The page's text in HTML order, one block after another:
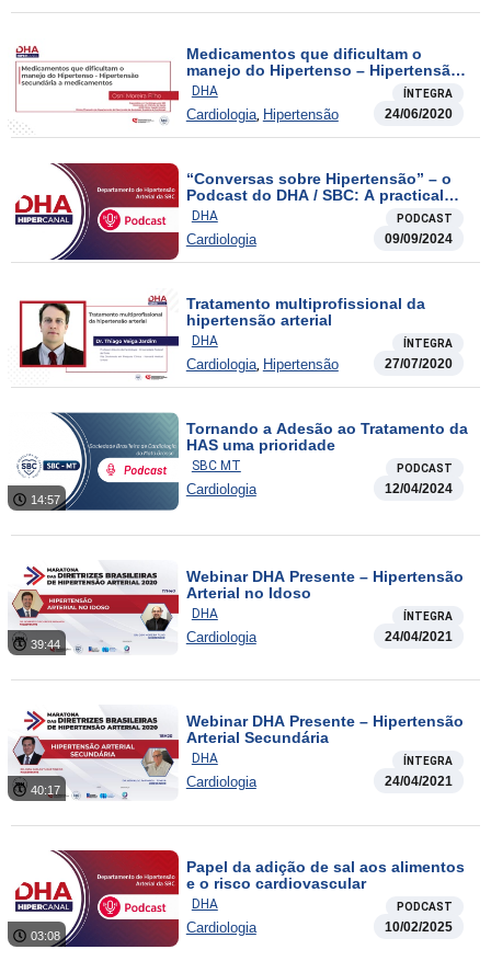
Medicamentos que dificultam o
manejo do Hipertenso – Hipertensão
secundária a medicamentos
DHA ÍNTEGRA
Cardiologia, Hipertensão 24/06/2020
“Conversas sobre Hipertensão” – o
Podcast do DHA / SBC: A practical
approach to assessment of non-ad
DHA PODCAST
Cardiologia 09/09/2024
Tratamento multiprofissional da
hipertensão arterial
DHA ÍNTEGRA
Cardiologia, Hipertensão 27/07/2020
14:57
Tornando a Adesão ao Tratamento da
HAS uma prioridade
SBC MT PODCAST
Cardiologia 12/04/2024
39:44
Webinar DHA Presente – Hipertensão
Arterial no Idoso
DHA ÍNTEGRA
Cardiologia 24/04/2021
40:17
Webinar DHA Presente – Hipertensão
Arterial Secundária
DHA ÍNTEGRA
Cardiologia 24/04/2021
03:08
Papel da adição de sal aos alimentos
e o risco cardiovascular
DHA PODCAST
Cardiologia 10/02/2025